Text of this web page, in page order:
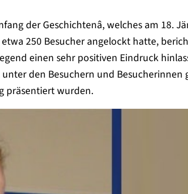
der Geschichtenâ, welches am 18.
250 Besucher angelockt hatte,
einen sehr positiven Eindruck
den Besuchern und
präsentiert wurden.